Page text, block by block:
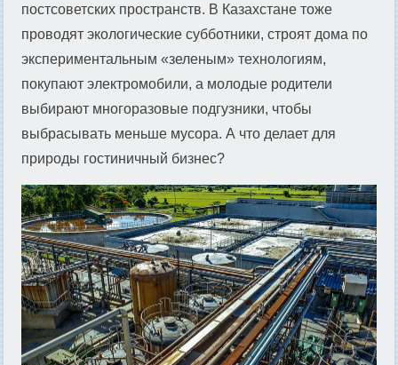
постсоветских пространств. В Казахстане тоже
проводят экологические субботники, строят дома по
экспериментальным «зеленым» технологиям,
покупают электромобили, а молодые родители
выбирают многоразовые подгузники, чтобы
выбрасывать меньше мусора. А что делает для
природы гостиничный бизнес?